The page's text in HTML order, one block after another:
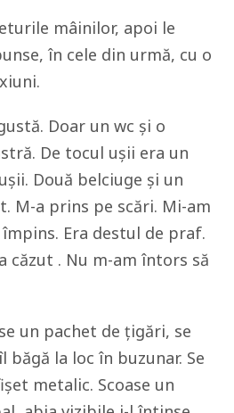
mâinilor, apoi le
în cele din urmă, cu o
Doar un wc și o
De tocul ușii era un
Două belciuge și un
M-a prins pe scări. Mi-am
Era destul de praf.
căzut . Nu m-am întors să
un pachet de țigări, se
băgă la loc în buzunar. Se
metalic. Scoase un